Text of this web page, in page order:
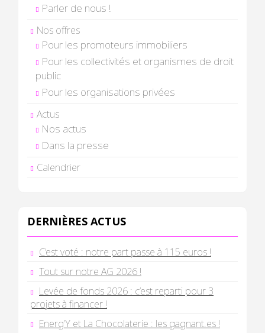
Parler de nous !
Nos offres
Pour les promoteurs immobiliers
Pour les collectivités et organismes de droit
public
Pour les organisations privées
Actus
Nos actus
Dans la presse
Calendrier
DERNIÈRES ACTUS
C’est voté : notre part passe à 115 euros !
Tout sur notre AG 2026 !
Levée de fonds 2026 : c’est reparti pour 3
projets à financer !
Energ’Y et La Chocolaterie : les gagnant.es !